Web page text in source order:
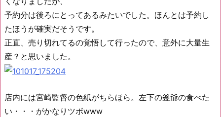
予約分は後ろにとってあるみたいでした。ほんとは予約し
たほうが確実だそうです。
正直、売り切れてるの覚悟して行ったので、意外に大量生
産？と思いました。
店内には宮崎監督の色紙がちらほら。左下の釜爺の食べた
い・・・がかなりツボwww